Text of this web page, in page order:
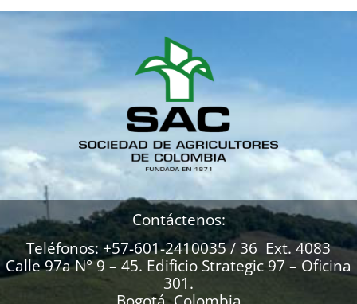
Contáctenos:
Teléfonos: +57-601-2410035 / 36 Ext. 4083
Calle 97a N° 9 – 45. Edificio Strategic 97 – Oficina
301.